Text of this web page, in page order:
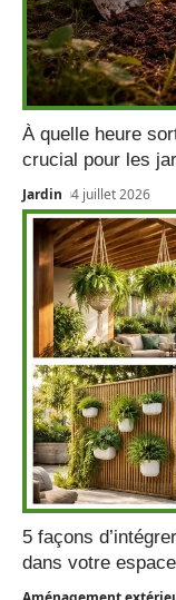
À quelle heure
crucial pour les
Jardin 4 juillet 2026
5 façons
dans votre